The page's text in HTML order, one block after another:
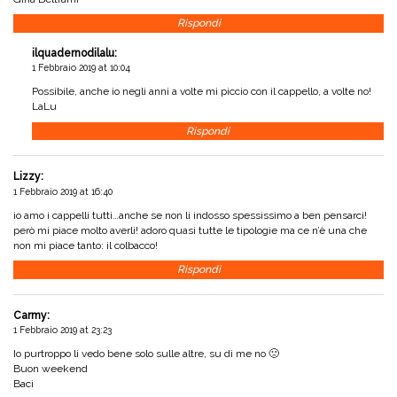
Rispondi
ilquadernodilalu:
1 Febbraio 2019 at 10:04
Possibile, anche io negli anni a volte mi piccio con il cappello, a volte no!
LaLu
Rispondi
Lizzy:
1 Febbraio 2019 at 16:40
io amo i cappelli tutti…anche se non li indosso spessissimo a ben pensarci!
però mi piace molto averli! adoro quasi tutte le tipologie ma ce n’è una che
non mi piace tanto: il colbacco!
Rispondi
Carmy:
1 Febbraio 2019 at 23:23
Io purtroppo li vedo bene solo sulle altre, su di me no 🙁
Buon weekend
Baci